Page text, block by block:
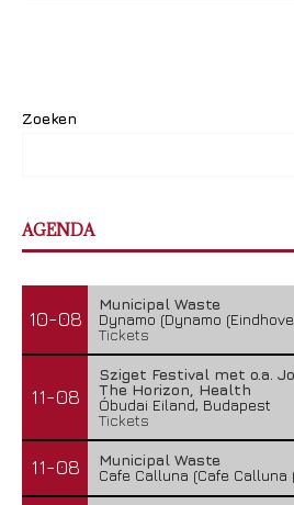
Zoeken
AGENDA
10-08
Municipal Waste
Dynamo (Dynamo
Tickets
11-08
Sziget Festival met o.a.
The Horizon, Health
Óbudai Eiland, Budapest
Tickets
11-08
Municipal Waste
Cafe Calluna (Cafe Calluna